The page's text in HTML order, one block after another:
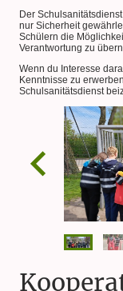
Der
nur Sicherheit
Schülern die
Verantwortung zu
Wenn du Interesse
Kenntnisse zu
Schulsanitätsdienst